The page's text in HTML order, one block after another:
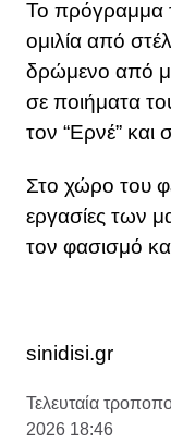
Το πρόγραμμα
ομιλία από
δρώμενο από
σε ποιήματα
τον “Ερνέ”
Στο χώρο του
εργασίες των
τον φασισμό
sinidisi.gr
Τελευταία
2026 18:46